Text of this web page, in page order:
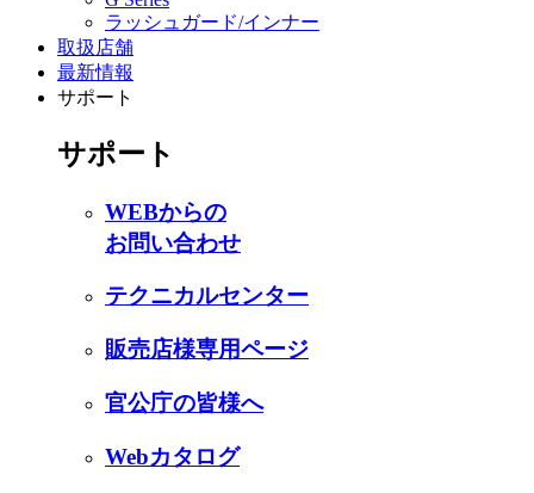
ラッシュガード/インナー
取扱店舗
最新情報
サポート
サポート
WEBからの
お問い合わせ
テクニカルセンター
販売店様専用ページ
官公庁の皆様へ
Webカタログ